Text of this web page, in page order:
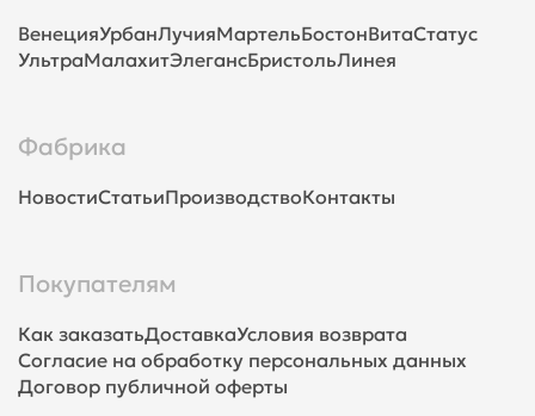
ВенецияУрбанЛучияМартельБостонВитаСтатус
УльтраМалахитЭлегансБристольЛинея
Фабрика
НовостиСтатьиПроизводствоКонтакты
Покупателям
Как заказатьДоставкаУсловия возврата
Согласие на обработку персональных данных
Договор публичной оферты